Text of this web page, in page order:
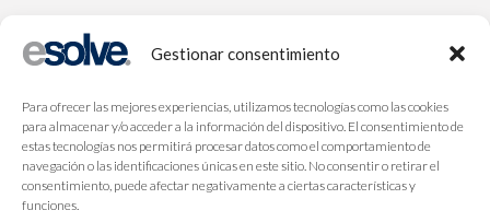
Gestionar consentimiento
Para ofrecer las mejores experiencias, utilizamos tecnologías como las cookies
para almacenar y/o acceder a la información del dispositivo. El consentimiento de
estas tecnologías nos permitirá procesar datos como el comportamiento de
navegación o las identificaciones únicas en este sitio. No consentir o retirar el
consentimiento, puede afectar negativamente a ciertas características y
funciones.